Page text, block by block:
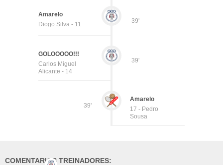
39'
Amarelo
Diogo Silva - 11
39'
GOLOOOOO!!!
Carlos Miguel
Alicante - 14
39'
Amarelo
17 - Pedro
Sousa
COMENTARIOS TREINADORES: